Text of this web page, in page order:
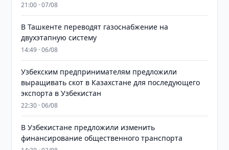
21:00 · 07/08
В Ташкенте переводят газоснабжение на
двухэтапную систему
14:49 · 06/08
Узбекским предпринимателям предложили
выращивать скот в Казахстане для последующего
экспорта в Узбекистан
22:30 · 06/08
В Узбекистане предложили изменить
финансирование общественного транспорта